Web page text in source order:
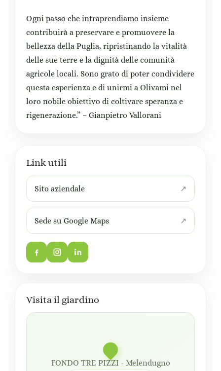
Ogni passo che intraprendiamo insieme
contribuirà a preservare e promuovere la
bellezza della Puglia, ripristinando la vitalità
delle sue terre e la dignità delle comunità
agricole locali. Sono grato di poter condividere
questa esperienza e di unirmi a Olivami nel
loro nobile obiettivo di coltivare speranza e
rigenerazione.” – Gianpietro Vallorani
Link utili
Sito aziendale
Sede su Google Maps
Visita il giardino
FONDO TRE PIZZI - Melendugno